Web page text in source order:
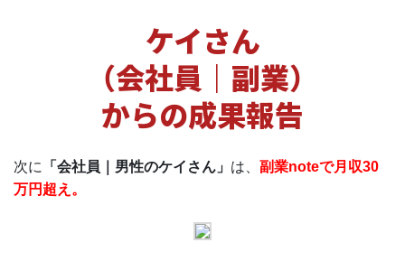
ケイさん
（会社員｜副業）
からの成果報告
次に 「会社員｜男性のケイさん」 は、 副業noteで月収30
万円超え。